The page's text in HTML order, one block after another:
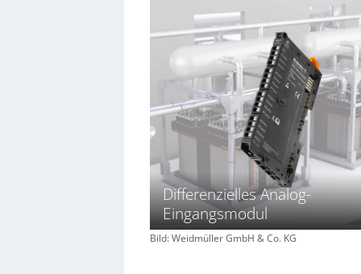
Differenzielles Analog-
Eingangsmodul
Bild: Weidmüller GmbH & Co. KG